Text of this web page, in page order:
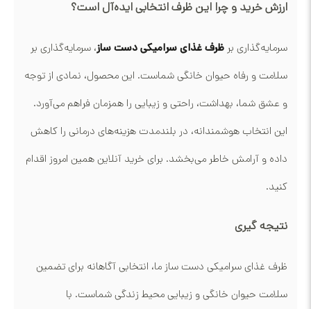
ارزش خرید و چرا این ظرف انتخابی ایده‌آل است؟
سرمایه‌گذاری برظرف غذای سرامیکی دست ساز، سرمایه‌گذاری بر
سلامت و رفاه حیوان خانگی شماست. این محصول، نمادی از توجه
و عشق شما، بهداشت، راحتی و زیبایی را همزمان فراهم می‌آورد.
این انتخاب هوشمندانه، در بلندمدت هزینه‌های درمانی را کاهش
داده و آرامش خاطر می‌بخشد. برای خرید آنلاینهمین امروز اقدام
کنید.
نتیجه گیری
ظرف غذای سرامیکی دست ساز ما، انتخابی آگاهانه برای تضمین
سلامت حیوان خانگی و زیبایی محیط زندگی شماست. با